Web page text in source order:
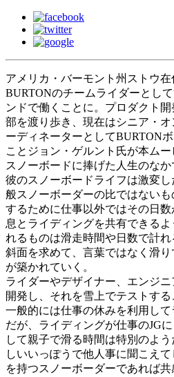
アメリカ・バーモント州ストウ在
BURTONのチームライダーとし
ンドで働くことに。プロダクト
部を渡り歩き、現在はシニア・
ーディネーターとしてBURTON
ことジョン・ゲルント氏が本ムー
スノーボードに捧げた人生のなか
彼のスノーボードライフは激変
般スノーボーダーの比ではない
するために仕事以外ではその日
息とライディングを共有できる
れるものは滑走時間や日数で計
斜面を求めて、言葉ではなく滑
が築かれていく。
ライダーやデザイナー、エンジ
開発し、それを雪上でテストする
一般的には仕事の休みを利用し
だが、ライディングが仕事のJG
して親子で滑る時間は特別のよ
しいいっぽうで他人事に聞こえ
を持つスノーボーダーであれば